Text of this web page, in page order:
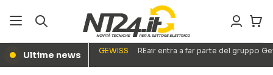
● Ultime news GEWISS REair entra a far parte del gruppo